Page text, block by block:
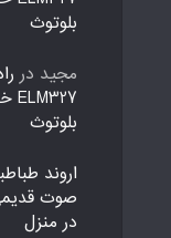
بلوتوث
مجید در
بلوتوث
اروند
در منزل